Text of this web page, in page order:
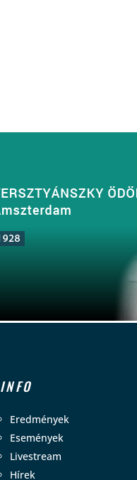
INFO
Eredmények
Események
Livestream
Hírek